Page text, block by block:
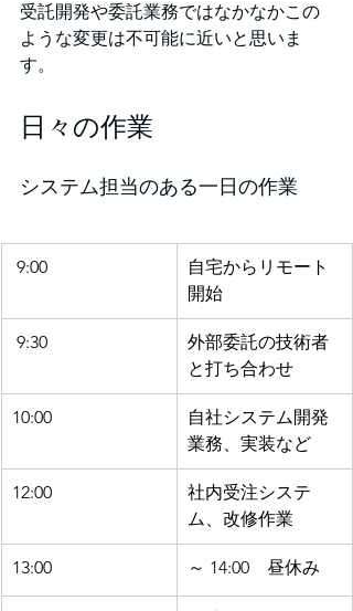
受託開発や委託業務ではなかなかこの
ような変更は不可能に近いと思いま
す。
日々の作業
システム担当のある一日の作業
9:00
自宅からリモート
開始
9:30
外部委託の技術者
と打ち合わせ
10:00
自社システム開発
業務、実装など
12:00
社内受注システ
ム、改修作業
13:00 ～ 14:00　昼休み